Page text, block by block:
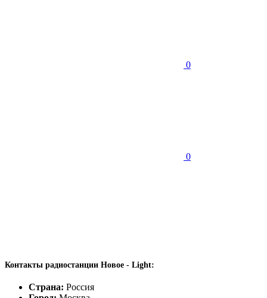
0
0
Контакты радиостанции Новое - Light:
Страна: Россия